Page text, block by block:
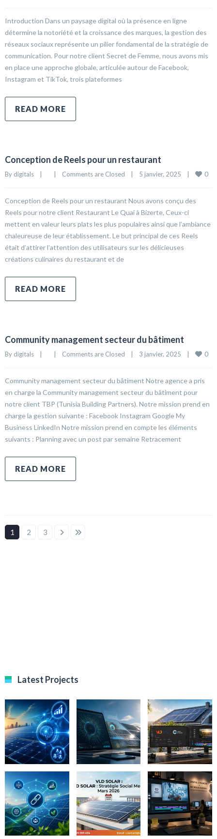
Introduction Dans un paysage digital où la présence en ligne
détermine la notoriété et la croissance des marques, la gestion des
réseaux sociaux représente un pilier fondamental de la stratégie de
communication. Pour notre client Secret de Femme, nous avons mis
en place une approche globale, articulée autour de Facebook,
Instagram et TikTok, trois plateformes
READ MORE
Conception de Reels pour un restaurant
By digitals Comments are Closed 5 janvier, 2025 0
Conception de Reels pour un restaurant Nous avons conçu des
Reels pour notre client Restaurant Le Quai à Bizerte, Ceux-ci
mettent en valeur leurs plats les plus populaires ainsi que l’ambiance
chaleureuse de leur établissement. Le but principal de ces Reels
était d’attirer l’attention des utilisateurs sur les délicieuses
créations culinaires du restaurant et de
READ MORE
Community management secteur du bâtiment
By digitals Comments are Closed 3 janvier, 2025 0
Community management secteur du bâtiment Notre agence a pris
en charge la Community management secteur du bâtiment pour
notre client TBP (Tunisia Building Partners). Notre mission prend en
charge la gestion suivante : Facebook Instagram Google My
Business LinkedIn Notre mission prend en compte les éléments
suivants : Planning avec un post par semaine Retracement
READ MORE
1 2 3
Latest Projects